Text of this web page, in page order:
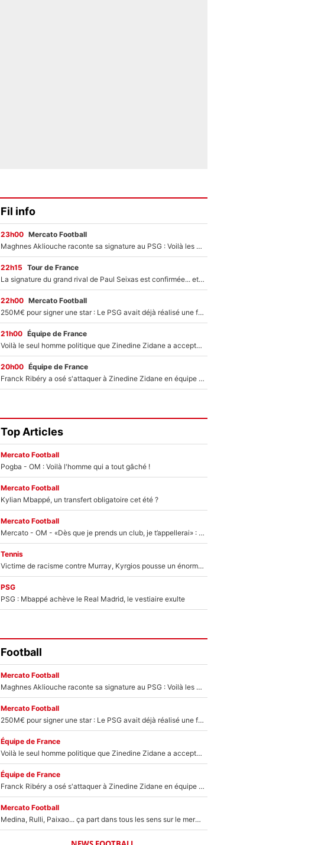
Fil info
23h00 Mercato Football
Maghnes Akliouche raconte sa signature au PSG : Voilà les coulisses de son transfert de rêve à 50M€
22h15 Tour de France
La signature du grand rival de Paul Seixas est confirmée... et c'est une excellente nouvelle pour l'équipe Decathlon-CMA CGM !
22h00 Mercato Football
250M€ pour signer une star : Le PSG avait déjà réalisé une folie sur le mercato bien avant Neymar !
21h00 Équipe de France
Voilà le seul homme politique que Zinedine Zidane a accepté dans son entourage : «Je garde un très bon souvenir de lui»
20h00 Équipe de France
Franck Ribéry a osé s'attaquer à Zinedine Zidane en équipe de France : «Je n'aurais jamais fait ça»
Top Articles
Mercato Football
Pogba - OM : Voilà l'homme qui a tout gâché !
Mercato Football
Kylian Mbappé, un transfert obligatoire cet été ?
Mercato Football
Mercato - OM - «Dès que je prends un club, je t’appellerai» : La promesse de Marcelino au moment de claquer la porte
Tennis
Victime de racisme contre Murray, Kyrgios pousse un énorme coup de gueule !
PSG
PSG : Mbappé achève le Real Madrid, le vestiaire exulte
Football
Mercato Football
Maghnes Akliouche raconte sa signature au PSG : Voilà les coulisses de son transfert de rêve à 50M€
Mercato Football
250M€ pour signer une star : Le PSG avait déjà réalisé une folie sur le mercato bien avant Neymar !
Équipe de France
Voilà le seul homme politique que Zinedine Zidane a accepté dans son entourage : «Je garde un très bon souvenir de lui»
Équipe de France
Franck Ribéry a osé s'attaquer à Zinedine Zidane en équipe de France : «Je n'aurais jamais fait ça»
Mercato Football
Medina, Rulli, Paixao... ça part dans tous les sens sur le mercato de l'OM : Frank McCourt va enfin récupérer l'argent qu'il attend ?